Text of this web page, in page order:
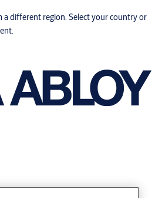
a different region. Select your country or